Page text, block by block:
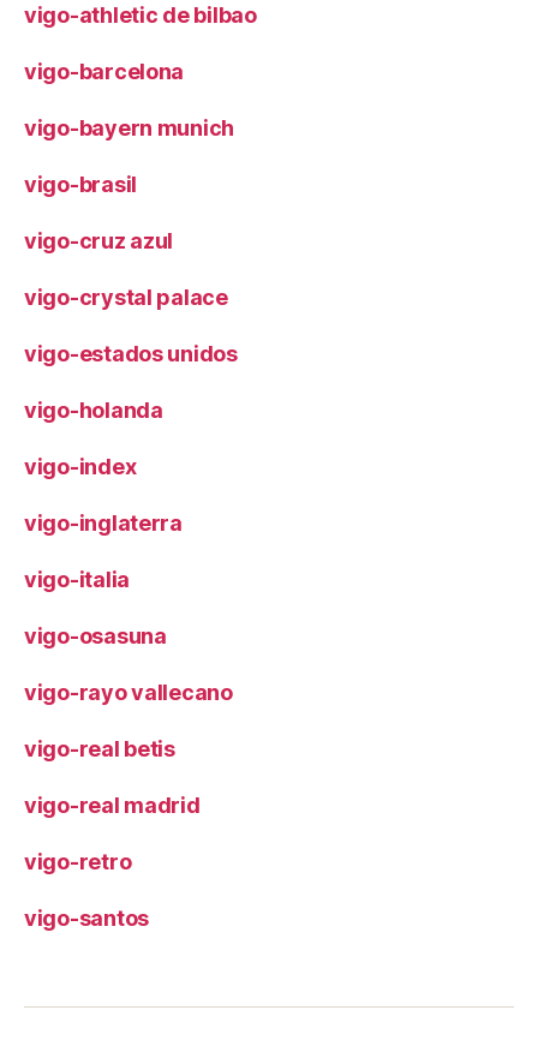
vigo-athletic de bilbao
vigo-barcelona
vigo-bayern munich
vigo-brasil
vigo-cruz azul
vigo-crystal palace
vigo-estados unidos
vigo-holanda
vigo-index
vigo-inglaterra
vigo-italia
vigo-osasuna
vigo-rayo vallecano
vigo-real betis
vigo-real madrid
vigo-retro
vigo-santos